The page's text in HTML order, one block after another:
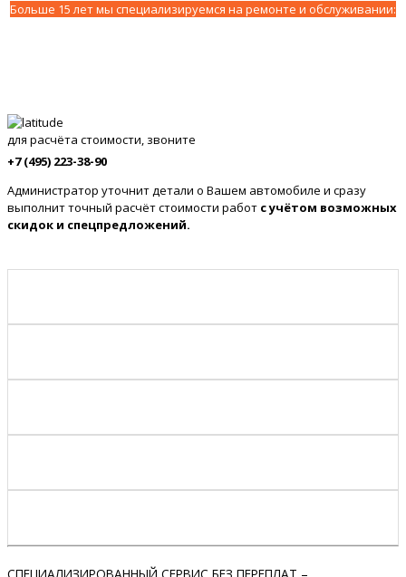
Больше 15 лет мы специализируемся на ремонте и обслуживании:
для расчёта стоимости, звоните
+7 (495) 223-38-90
Администратор уточнит детали о Вашем автомобиле и сразу
выполнит точный расчёт стоимости работ с учётом возможных
скидок и спецпредложений.